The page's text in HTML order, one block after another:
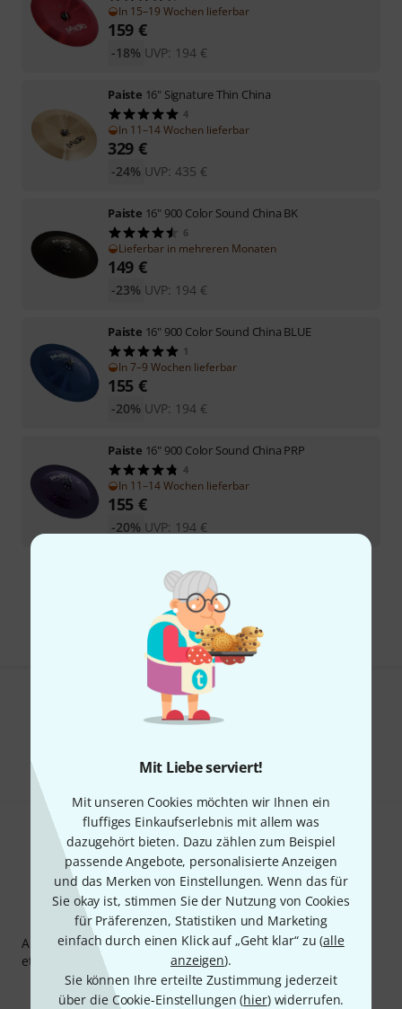
Mit Liebe serviert!
Mit unseren Cookies möchten wir Ihnen ein
fluffiges Einkaufserlebnis mit allem was
dazugehört bieten. Dazu zählen zum Beispiel
passende Angebote, personalisierte Anzeigen
und das Merken von Einstellungen. Wenn das für
Sie okay ist, stimmen Sie der Nutzung von Cookies
für Präferenzen, Statistiken und Marketing
einfach durch einen Klick auf „Geht klar“ zu (alle
anzeigen).
Sie können Ihre erteilte Zustimmung jederzeit
über die Cookie-Einstellungen (hier) widerrufen.
In 15–19 Wochen lieferbar
159 €
UVP: 194 €
-18%
Paiste 16" Signature Thin China
4
In 11–14 Wochen lieferbar
329 €
UVP: 435 €
-24%
Paiste 16" 900 Color Sound China BK
6
Lieferbar in mehreren Monaten
149 €
UVP: 194 €
-23%
Paiste 16" 900 Color Sound China BLUE
1
In 7–9 Wochen lieferbar
155 €
UVP: 194 €
-20%
Paiste 16" 900 Color Sound China PRP
4
In 11–14 Wochen lieferbar
155 €
UVP: 194 €
-20%
Kostenloser Versand ab 29 €
Alle Preise inkl. MwSt.
Gefällt Ihnen, was Sie sehen?
Thomann Newsletter
Abonniere den Thomann Newsletter und gewinne mit
etwas Glück einen von
50 Gutscheinen
Inspirierende Beiträge
Deals Thomann Insights